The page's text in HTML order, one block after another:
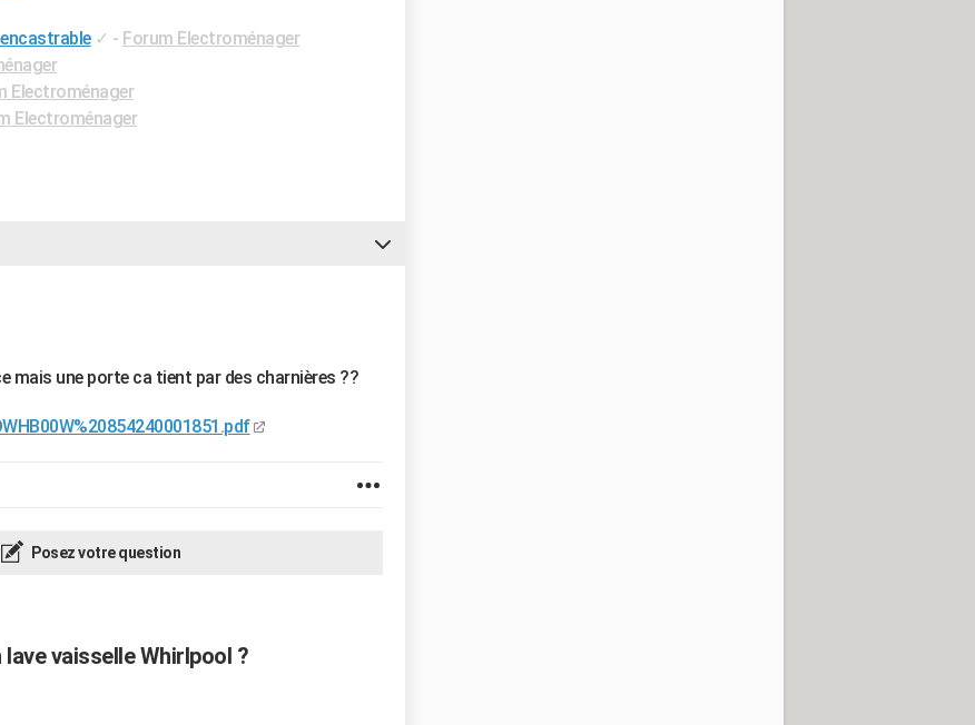
✓ - Forum Electroménager
Electroménager
Electroménager
mais une porte ca tient par des charnières ??
Posez votre question
vaisselle Whirlpool ?